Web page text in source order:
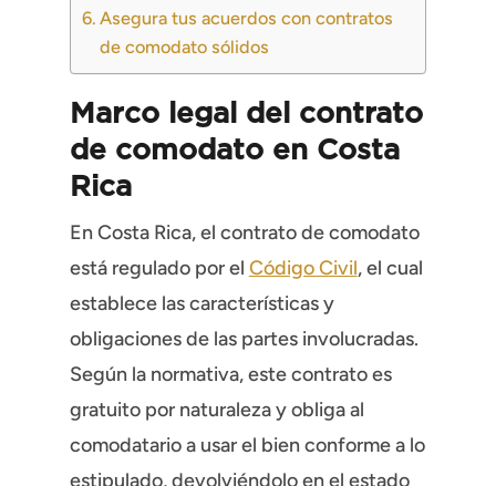
Asegura tus acuerdos con contratos
de comodato sólidos
Marco legal del contrato
de comodato en Costa
Rica
En Costa Rica, el contrato de comodato
está regulado por el Código Civil, el cual
establece las características y
obligaciones de las partes involucradas.
Según la normativa, este contrato es
gratuito por naturaleza y obliga al
comodatario a usar el bien conforme a lo
estipulado, devolviéndolo en el estado